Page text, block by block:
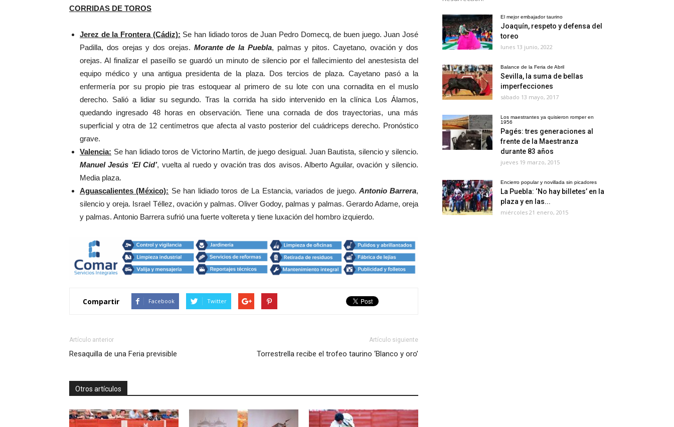
CORRIDAS DE TOROS
Jerez de la Frontera (Cádiz): Se han lidiado toros de Juan Pedro Domecq, de buen juego. Juan José
Padilla, dos orejas y dos orejas. Morante de la Puebla, palmas y pitos. Cayetano, ovación y dos
orejas. Al finalizar el paseíllo se guardó un minuto de silencio por el fallecimiento del anestesista del
equipo médico y una antigua presidenta de la plaza. Dos tercios de plaza. Cayetano pasó a la
enfermería por su propio pie tras estoquear al primero de su lote con una cornadita en el muslo
derecho. Salió a lidiar su segundo. Tras la corrida ha sido intervenido en la clínica Los Álamos,
quedando ingresado 48 horas en observación. Tiene una cornada de dos trayectorias, una más
superficial y otra de 12 centímetros que afecta al vasto posterior del cuádriceps derecho. Pronóstico
grave.
Valencia: Se han lidiado toros de Victorino Martín, de juego desigual. Juan Bautista, silencio y silencio.
Manuel Jesús ‘El Cid’, vuelta al ruedo y ovación tras dos avisos. Alberto Aguilar, ovación y silencio.
Media plaza.
Aguascalientes (México): Se han lidiado toros de La Estancia, variados de juego. Antonio Barrera,
silencio y oreja. Israel Téllez, ovación y palmas. Oliver Godoy, palmas y palmas. Gerardo Adame, oreja
y palmas. Antonio Barrera sufrió una fuerte voltereta y tiene luxación del hombro izquierdo.
Compartir Facebook Twitter
Artículo anterior
Resaquilla de una Feria previsible
Artículo siguiente
Torrestrella recibe el trofeo taurino ‘Blanco y oro’
Otros artículos
El mejor embajador taurino
Joaquín, respeto y defensa del
toreo
lunes 13 junio, 2022
Balance de la Feria de Abril
Sevilla, la suma de bellas
imperfecciones
sábado 13 mayo, 2017
Los maestrantes ya quisieron romper en
1956
Pagés: tres generaciones al
frente de la Maestranza
durante 83 años
jueves 19 marzo, 2015
Encierro popular y novillada sin picadores
La Puebla: ‘No hay billetes’ en la
plaza y en las...
miércoles 21 enero, 2015